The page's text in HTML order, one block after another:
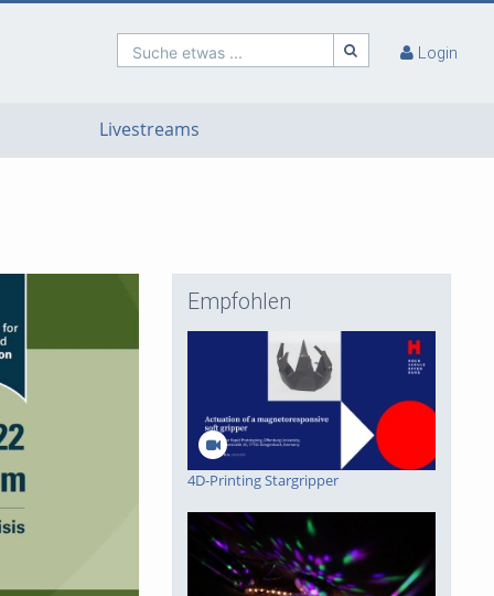
Suche etwas ... Login
Livestreams
Empfohlen
4D-Printing Stargripper